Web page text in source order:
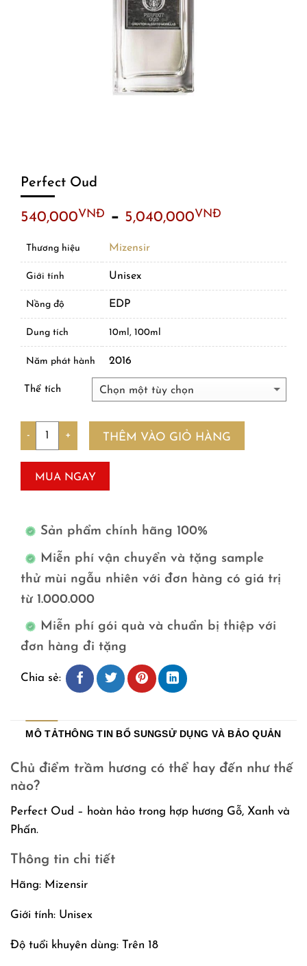
Perfect Oud
540,000VNĐ – 5,040,000VNĐ
Thương hiệu Mizensir
Giới tính Unisex
Nồng độ EDP
Dung tích 10ml, 100ml
Năm phát hành 2016
Thể tích
Số lượng
THÊM VÀO GIỎ HÀNG
MUA NGAY
Sản phẩm chính hãng 100%
Miễn phí vận chuyển và tặng sample
thử mùi ngẫu nhiên với đơn hàng có giá trị
từ 1.000.000
Miễn phí gói quà và chuẩn bị thiệp với
đơn hàng đi tặng
Chia sẻ:
MÔ TẢTHÔNG TIN BỔ SUNGSỬ DỤNG VÀ BẢO QUẢN
Chủ điểm trầm hương có thể hay đến như thế
nào?
Perfect Oud – hoàn hảo trong hợp hương Gỗ, Xanh và
Phấn.
Thông tin chi tiết
Hãng: Mizensir
Giới tính: Unisex
Độ tuổi khuyên dùng: Trên 18